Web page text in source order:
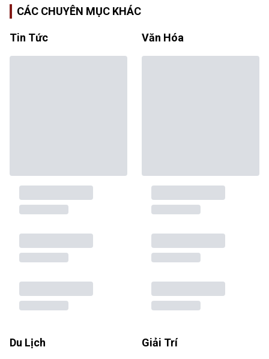
CÁC CHUYÊN MỤC KHÁC
Tin Tức Văn Hóa
Du Lịch Giải Trí